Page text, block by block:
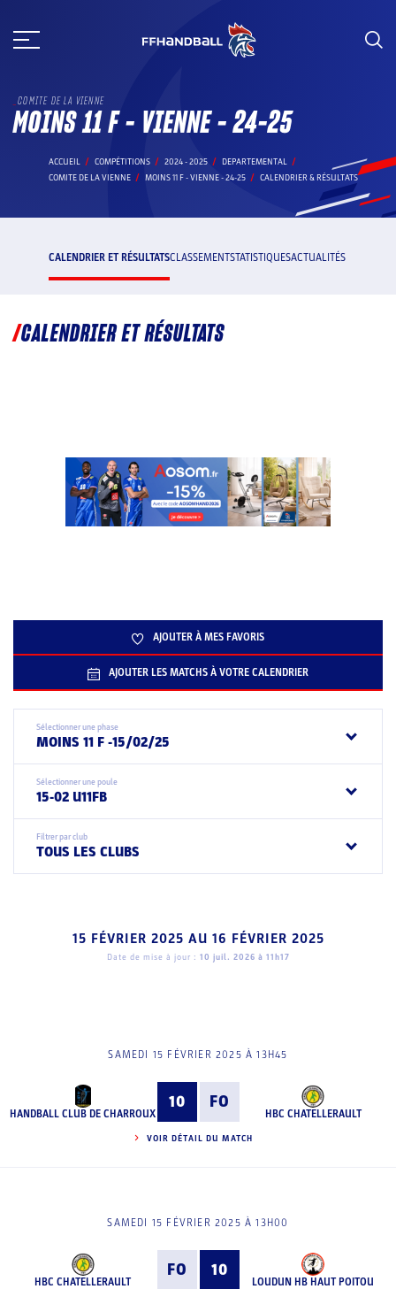
au
COMITE DE LA VIENNE
MOINS 11 F - VIENNE - 24-25
ACCUEIL COMPÉTITIONS 2024 - 2025
DEPARTEMENTAL
COMITE DE LA VIENNE
MOINS 11 F - VIENNE - 24-25 CALENDRIER & RÉSULTATS
CALENDRIER ET RÉSULTATSCLASSEMENTSTATISTIQUESACTUALITÉS
CALENDRIER ET RÉSULTATS
AJOUTER À MES FAVORIS
AJOUTER LES MATCHS À VOTRE CALENDRIER
Sélectionner une phase
MOINS 11 F -15/02/25
Sélectionner une poule
15-02 U11FB
Filtrer par club
TOUS LES CLUBS
15 FÉVRIER 2025 AU 16 FÉVRIER 2025
Date de mise à jour : 10 juil. 2026 à 11h17
SAMEDI 15 FÉVRIER 2025 À 13H45
HANDBALL CLUB DE CHARROUX
10 FO
HBC CHATELLERAULT
VOIR DÉTAIL DU MATCH
SAMEDI 15 FÉVRIER 2025 À 13H00
HBC CHATELLERAULT
FO 10
LOUDUN HB HAUT POITOU